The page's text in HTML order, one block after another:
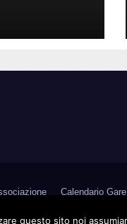
Calendario Gare
questo sito noi